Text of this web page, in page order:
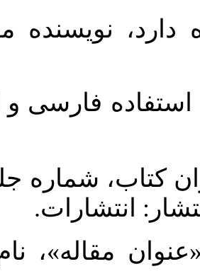
نویسنده
استفاده فارسی
کتاب، شماره
انتشارات.
مقاله»،